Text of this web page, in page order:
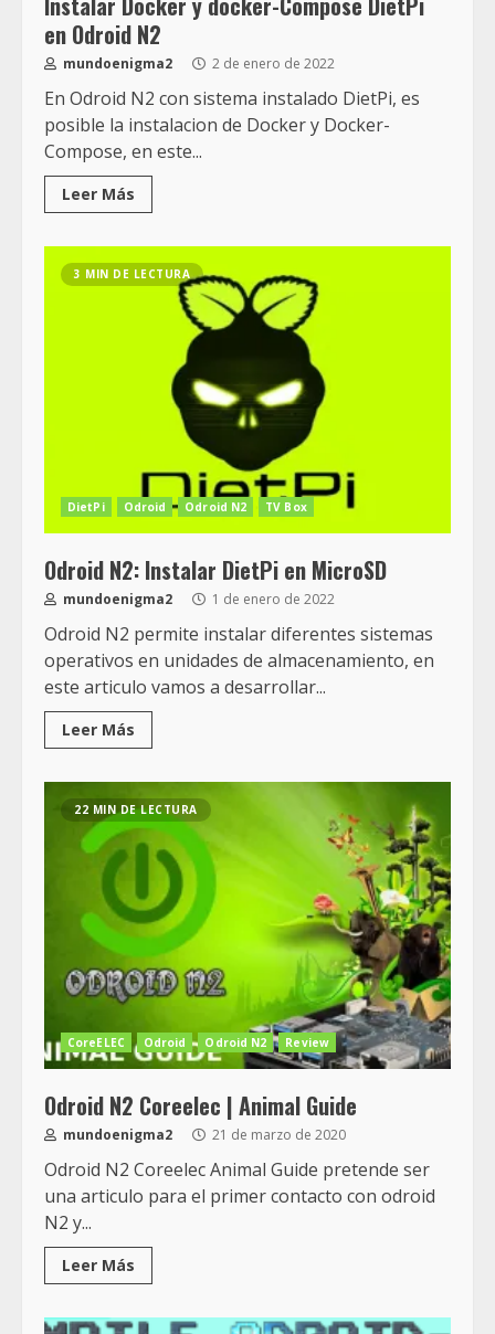
en Odroid N2
mundoenigma2 2 de enero de 2022
En Odroid N2 con sistema instalado DietPi, es
posible la instalacion de Docker y Docker-
Compose, en este...
Leer Más
3 MIN DE LECTURA
DietPi Odroid Odroid N2 TV Box
Odroid N2: Instalar DietPi en MicroSD
mundoenigma2 1 de enero de 2022
Odroid N2 permite instalar diferentes sistemas
operativos en unidades de almacenamiento, en
este articulo vamos a desarrollar...
Leer Más
22 MIN DE LECTURA
CoreELEC Odroid Odroid N2 Review
Odroid N2 Coreelec | Animal Guide
mundoenigma2 21 de marzo de 2020
Odroid N2 Coreelec Animal Guide pretende ser
una articulo para el primer contacto con odroid
N2 y...
Leer Más